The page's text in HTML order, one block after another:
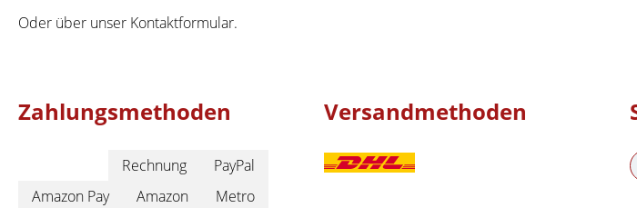
Oder über unser Kontaktformular.
Zahlungsmethoden
Rechnung
PayPal
Amazon Pay
Amazon Metro
Versandmethoden